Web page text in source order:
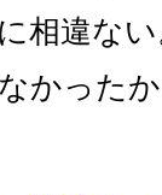
相違な
かった